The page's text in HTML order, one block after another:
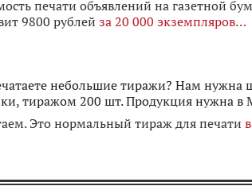
печати объявлений на газетной
9800 рублей за 20 000 экземпляров
небольшие тиражи? Нам нужна
тиражом 200 шт. Продукция нужна в
Это нормальный тираж для печати